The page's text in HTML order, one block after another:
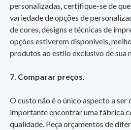
personalizadas, certifique-se de
variedade de opções de
de cores, designs e técnicas de
opções estiverem disponíveis,
produtos ao estilo exclusivo de sua
7. Comparar preços.
O custo não é o único aspecto a ser
importante encontrar uma fábrica
qualidade. Peça orçamentos de